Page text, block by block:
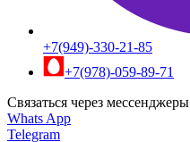
+7(949)-330-21-85
+7(978)-059-89-71
Связаться через мессенджеры
Whats App
Telegram